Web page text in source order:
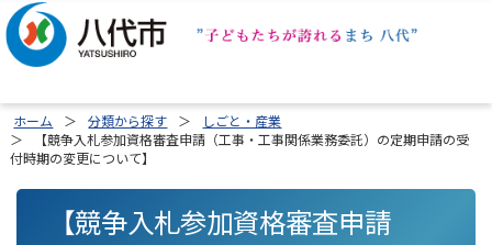
ホーム 分類から探す
しごと・産業
【競争入札参加資格審査申請（工事・工事関係業務委託）の定期申請の受
付時期の変更について】
【競争入札参加資格審査申請